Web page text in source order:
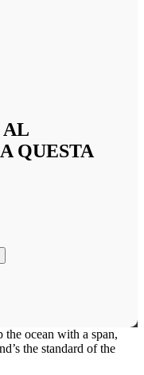
AL
QUESTA
ocean with a span,
the standard of the